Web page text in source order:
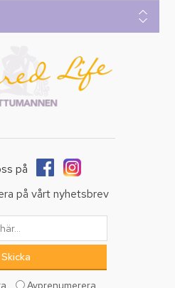
på
på vårt nyhetsbrev
Avprenumerera